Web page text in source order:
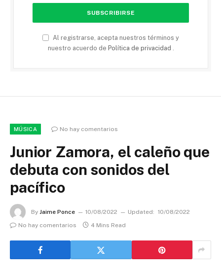
Al registrarse, acepta nuestros términos y
nuestro acuerdo de Política de privacidad .
MÚSICA No hay comentarios
Junior Zamora, el caleño que
debuta con sonidos del
pacífico
By Jaime Ponce 10/08/2022 Updated: 10/08/2022
No hay comentarios
4 Mins Read